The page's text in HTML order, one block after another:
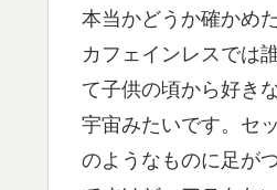
本当かどうか確かめ
カフェインレスでは
て子供の頃から好き
宇宙みたいです。セ
のようなものに足が